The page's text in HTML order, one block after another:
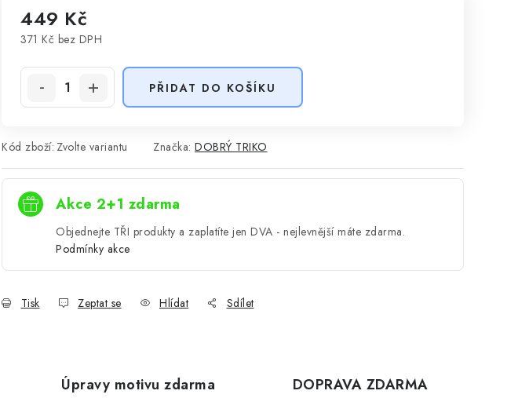
449 Kč
371 Kč bez DPH
PŘIDAT DO KOŠÍKU
Kód zboží: Zvolte variantu Značka: DOBRÝ TRIKO
Akce 2+1 zdarma
Objednejte TŘI produkty a zaplatíte jen DVA - nejlevnější máte zdarma.
Podmínky akce
Tisk Zeptat se Hlídat Sdílet
Úpravy motivu zdarma DOPRAVA ZDARMA